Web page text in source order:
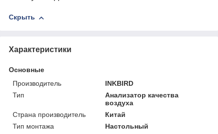
Скрыть
Характеристики
Основные
Производитель
INKBIRD
Тип
Анализатор качества
воздуха
Страна производитель
Китай
Тип монтажа
Настольный